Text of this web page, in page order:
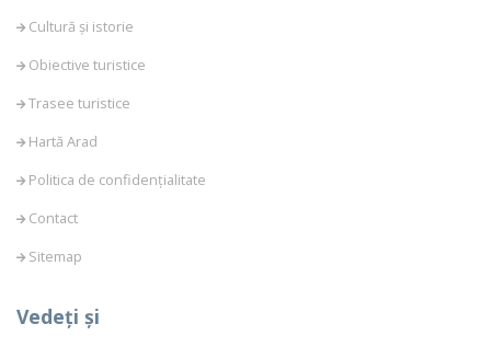
Cultură și istorie
Obiective turistice
Trasee turistice
Hartă Arad
Politica de confidențialitate
Contact
Sitemap
Vedeți și